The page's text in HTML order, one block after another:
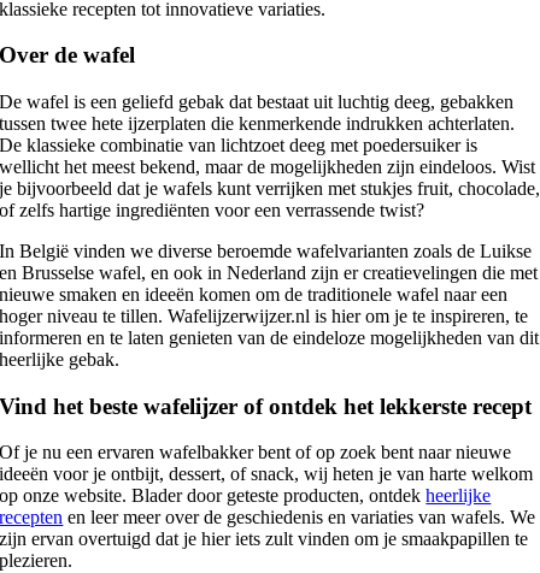
klassieke recepten tot innovatieve variaties.
Over de wafel
De wafel is een geliefd gebak dat bestaat uit luchtig deeg, gebakken
tussen twee hete ijzerplaten die kenmerkende indrukken achterlaten.
De klassieke combinatie van lichtzoet deeg met poedersuiker is
wellicht het meest bekend, maar de mogelijkheden zijn eindeloos. Wist
je bijvoorbeeld dat je wafels kunt verrijken met stukjes fruit, chocolade,
of zelfs hartige ingrediënten voor een verrassende twist?
In België vinden we diverse beroemde wafelvarianten zoals de Luikse
en Brusselse wafel, en ook in Nederland zijn er creatievelingen die met
nieuwe smaken en ideeën komen om de traditionele wafel naar een
hoger niveau te tillen. Wafelijzerwijzer.nl is hier om je te inspireren, te
informeren en te laten genieten van de eindeloze mogelijkheden van dit
heerlijke gebak.
Vind het beste wafelijzer of ontdek het lekkerste recept
Of je nu een ervaren wafelbakker bent of op zoek bent naar nieuwe
ideeën voor je ontbijt, dessert, of snack, wij heten je van harte welkom
op onze website. Blader door geteste producten, ontdekheerlijke
recepten en leer meer over de geschiedenis en variaties van wafels. We
zijn ervan overtuigd dat je hier iets zult vinden om je smaakpapillen te
plezieren.